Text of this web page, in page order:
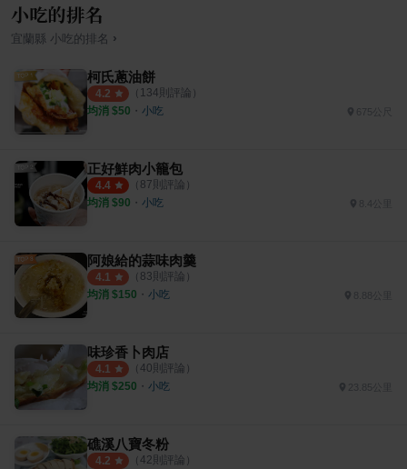
小吃的排名
宜蘭縣 小吃 的排名 ›
柯氏蔥油餅
4.2 （ 134則評論）
均消 $50 ・ 小吃 675公尺
正好鮮肉小籠包
4.4 （ 87則評論）
均消 $90 ・ 小吃 8.4公里
阿娘給的蒜味肉羹
4.1 （ 83則評論）
均消 $150 ・ 小吃
味珍香卜肉店
4.1 （ 40則評論）
均消 $250 ・ 小吃 23.85公里
礁溪八寶冬粉
4.2 （ 42則評論）